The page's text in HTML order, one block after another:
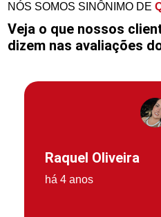
NÓS SOMOS SINÔNIMO DE
Veja o que nossos
dizem nas avaliações
Raquel Oliveira
há 4 anos